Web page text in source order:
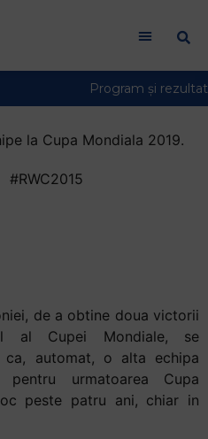
#RWC2015
de a obtine doua victorii
al Cupei Mondiale, se
automat, o alta echipa
urmatoarea Cupa
peste patru ani, chiar in